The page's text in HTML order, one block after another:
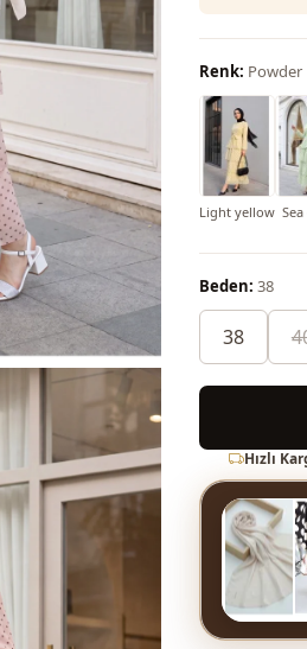
Renk: Powder
Light yellow
Beden: 38
38
Hızlı